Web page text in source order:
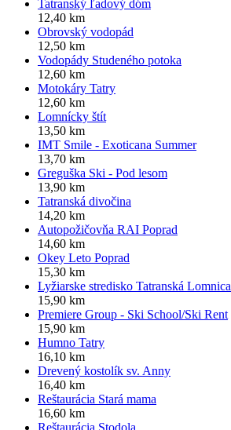
Tatranský ľadový dóm
12,40 km
Obrovský vodopád
12,50 km
Vodopády Studeného potoka
12,60 km
Motokáry Tatry
12,60 km
Lomnícky štít
13,50 km
IMT Smile - Exoticana Summer
13,70 km
Greguška Ski - Pod lesom
13,90 km
Tatranská divočina
14,20 km
Autopožičovňa RAI Poprad
14,60 km
Okey Leto Poprad
15,30 km
Lyžiarske stredisko Tatranská Lomnica
15,90 km
Premiere Group - Ski School/Ski Rent
15,90 km
Humno Tatry
16,10 km
Drevený kostolík sv. Anny
16,40 km
Reštaurácia Stará mama
16,60 km
Reštaurácia Stodola